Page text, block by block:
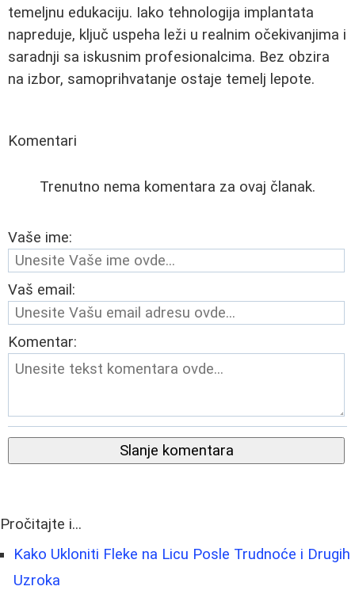
temeljnu edukaciju. Iako tehnologija implantata
napreduje, ključ uspeha leži u realnim očekivanjima i
saradnji sa iskusnim profesionalcima. Bez obzira
na izbor, samoprihvatanje ostaje temelj lepote.
Komentari
Trenutno nema komentara za ovaj članak.
Vaše ime:
Vaš email:
Komentar:
Slanje komentara
Pročitajte i...
Kako Ukloniti Fleke na Licu Posle Trudnoće i Drugih
Uzroka